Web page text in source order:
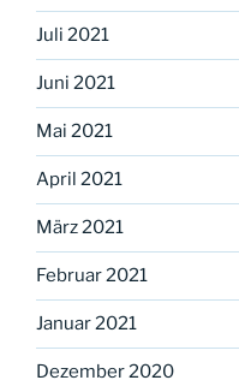
Juli 2021
Juni 2021
Mai 2021
April 2021
März 2021
Februar 2021
Januar 2021
Dezember 2020